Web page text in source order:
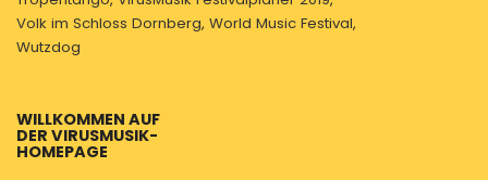
Volk im Schloss Dornberg, World Music Festival,
Wutzdog
WILLKOMMEN AUF
DER VIRUSMUSIK-
HOMEPAGE